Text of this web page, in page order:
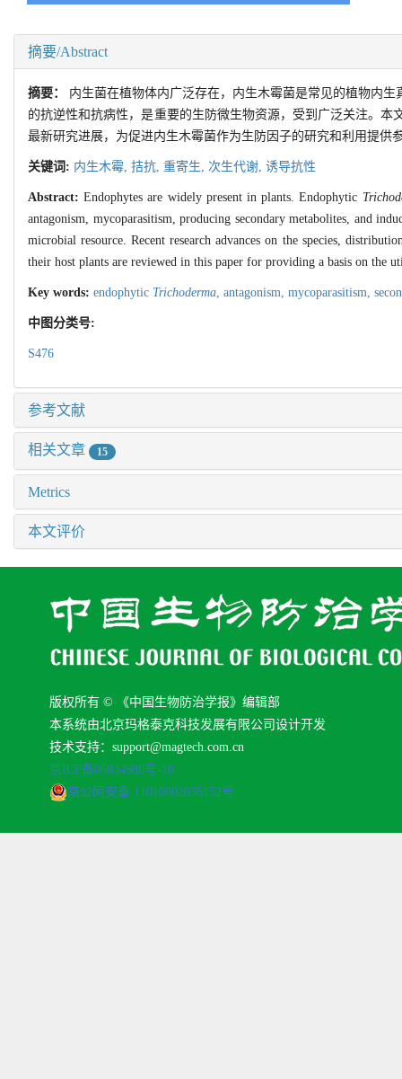
摘要/Abstract
摘要： 内生菌在植物体内广泛存在，内生木霉菌是常见的植物内
的抗逆性和抗病性，是重要的生防微生物资源，受到广泛关注。
最新研究进展，为促进内生木霉菌作为生防因子的研究和利用提供
关键词: 内生木霉, 拮抗, 重寄生, 次生代谢, 诱导抗性
Abstract:Endophytes are widely present in plants. Endophytic
antagonism, mycoparasitism, producing secondary metabolites, and
microbial resource. Recent research advances on the species,
their host plants are reviewed in this paper for providing a basis on the
Key words: endophytic Trichoderma, antagonism, mycoparasitism,
中图分类号:
S476
参考文献
相关文章 15
Metrics
本文评价
版权所有 © 《中国生物防治学报》编辑部
本系统由北京玛格泰克科技发展有限公司设计开发
技术支持：support@magtech.com.cn
京ICP备05034986号-10
京公网安备 11010802035152号